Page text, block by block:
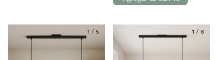
1 / 5 1 / 6